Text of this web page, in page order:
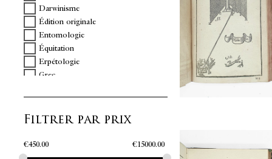
Darwinisme
Édition originale
Entomologie
Équitation
Erpétologie
Grec
Jardins
Ornithologie
Filtrer par prix
€450.00 €15000.00